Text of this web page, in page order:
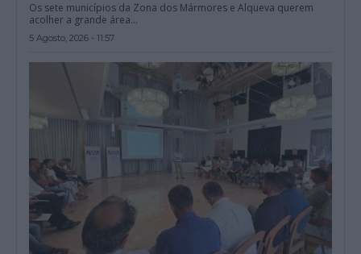
Os sete municípios da Zona dos Mármores e Alqueva querem
acolher a grande área...
5 Agosto, 2026 - 11:57